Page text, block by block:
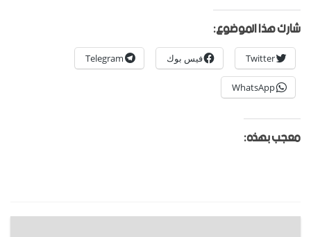
شارك هذا الموضوع:
Twitter فيس بوك Telegram
WhatsApp
معجب بهذه: